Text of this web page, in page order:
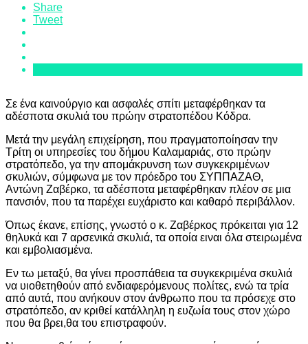
Share
Tweet
Σε ένα καινούργιο και ασφαλές σπίτι μεταφέρθηκαν τα
αδέσποτα σκυλιά του πρώην στρατοπέδου Κόδρα.
Μετά την μεγάλη επιχείρηση, που πραγματοποίησαν την
Τρίτη οι υπηρεσίες του δήμου Καλαμαριάς, στο πρώην
στρατόπεδο, γα την απομάκρυνση των συγκεκριμένων
σκυλιών, σύμφωνα με τον πρόεδρο του ΣΥΠΠΑΖΑΘ,
Αντώνη Ζαβέρκο, τα αδέσποτα μεταφέρθηκαν πλέον σε μια
πανσιόν, που τα παρέχει ευχάριστο και καθαρό περιβάλλον.
Όπως έκανε, επίσης, γνωστό ο κ. Ζαβέρκος πρόκειται για 12
θηλυκά και 7 αρσενικά σκυλιά, τα οποία ειναι όλα στειρωμένα
και εμβολιασμένα.
Εν τω μεταξύ, θα γίνει προσπάθεια τα συγκεκριμένα σκυλιά
να υιοθετηθούν από ενδιαφερόμενους πολίτες, ενώ τα τρία
από αυτά, που ανήκουν στον άνθρωπο που τα πρόσεχε στο
στρατόπεδο, αν κριθεί κατάλληλη η ευζωία τους στον χώρο
που θα βρει,θα του επιστραφούν.